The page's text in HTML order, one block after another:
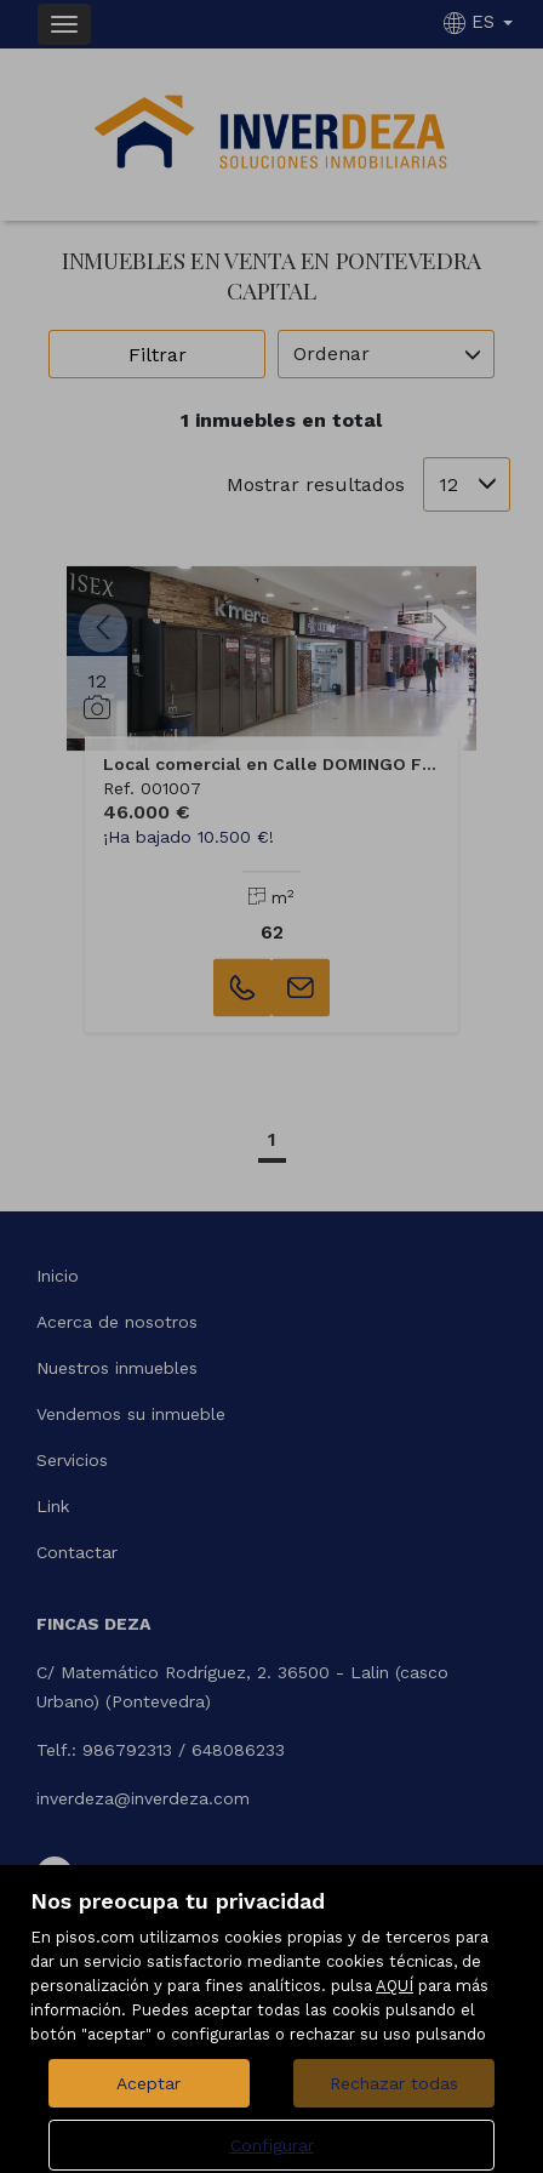
Nos preocupa tu privacidad
En pisos.com utilizamos cookies propias y de terceros para
dar un servicio satisfactorio mediante cookies técnicas, de
personalización y para fines analíticos. pulsa AQUÍ para más
información. Puedes aceptar todas las cookis pulsando el
botón "aceptar" o configurarlas o rechazar su uso pulsando
Aceptar Rechazar todas
Configurar
ES
INMUEBLES EN VENTA EN PONTEVEDRA
CAPITAL
Filtrar Ordenar
1 inmuebles en total
Mostrar resultados 12
12
Local comercial en Calle DOMINGO FONTAN
Ref. 001007
46.000 €
¡Ha bajado 10.500 €!
m2
62
1
Inicio
Acerca de nosotros
Nuestros inmuebles
Vendemos su inmueble
Servicios
Link
Contactar
FINCAS DEZA
C/ Matemático Rodríguez, 2. 36500 - Lalin (casco
Urbano) (Pontevedra)
Telf.: 986792313 / 648086233
inverdeza@inverdeza.com